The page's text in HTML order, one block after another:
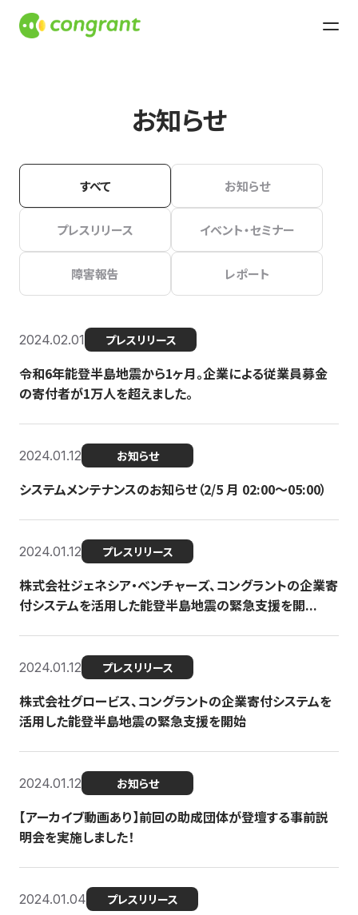
お知らせ
すべて お知らせ
プレスリリース イベント・セミナー
障害報告 レポート
2024.02.01 プレスリリース
令和6年能登半島地震から1ヶ月。企業による従業員募金
の寄付者が1万人を超えました。
2024.01.12 お知らせ
システムメンテナンスのお知らせ（2/5 月 02:00〜05:00）
2024.01.12 プレスリリース
株式会社ジェネシア・ベンチャーズ、コングラントの企業寄
付システムを活用した能登半島地震の緊急支援を開...
2024.01.12 プレスリリース
株式会社グロービス、コングラントの企業寄付システムを
活用した能登半島地震の緊急支援を開始
2024.01.12 お知らせ
【アーカイブ動画あり】前回の助成団体が登壇する事前説
明会を実施しました！
2024.01.04 プレスリリース